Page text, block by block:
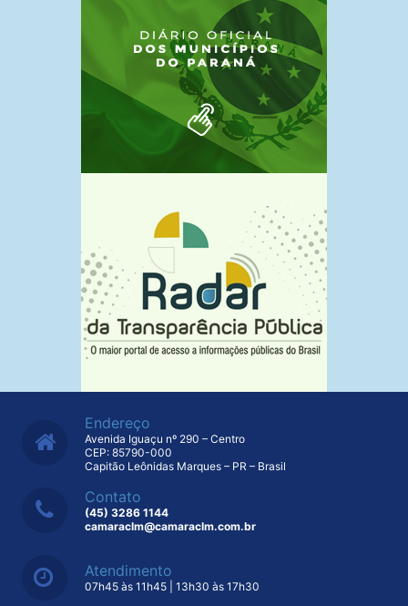
Endereço
Avenida Iguaçu nº 290 – Centro
CEP: 85790-000
Capitão Leônidas Marques – PR – Brasil
Contato
(45) 3286 1144
camaraclm@camaraclm.com.br
Atendimento
07h45 às 11h45 | 13h30 às 17h30